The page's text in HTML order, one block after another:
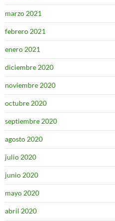
marzo 2021
febrero 2021
enero 2021
diciembre 2020
noviembre 2020
octubre 2020
septiembre 2020
agosto 2020
julio 2020
junio 2020
mayo 2020
abril 2020